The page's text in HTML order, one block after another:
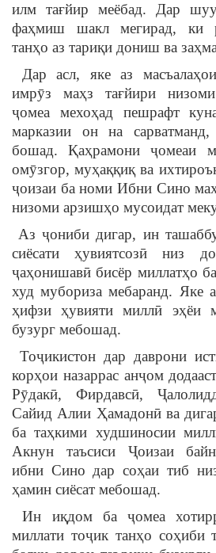
илм тағйир меёбад. Дар
фаҳмиш шакл мегирад, ки
танҳо аз тариқи дониш ва
Дар асл, яке аз
имрӯз маҳз тағйири
ҷомеа мехоҳад пешрафт
марказии он на
бошад. Қаҳрамони ҷомеаи
омӯзгор, муҳаққиқ ва
ҷоизаи ба номи Ибни Сино
низоми арзишҳо мусоидат
Аз ҷониби дигар, ин
сиёсати ҳувиятсозӣ низ
ҷаҳонишавӣ бисёр миллатҳо
худ мубориза мебаранд. Яке
ҳифзи ҳувияти миллӣ эҳёи
бузург мебошад.
Тоҷикистон дар даврони
корҳои назаррас анҷом
Рӯдакӣ, Фирдавсӣ,
Сайид Алии Ҳамадонӣ ва
ба таҳкими худшиносии
Акнун таъсиси Ҷоизаи
ибни Сино дар соҳаи тиб
ҳамин сиёсат мебошад.
Ин иқдом ба ҷомеа
миллати тоҷик танҳо соҳиби